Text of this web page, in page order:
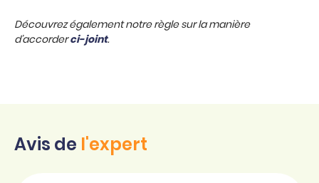
Découvrez également notre règle sur la manière
d’accorderci-joint.
Avis de l'expert